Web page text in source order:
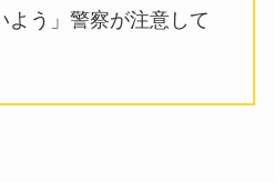
よう」警察が注意して